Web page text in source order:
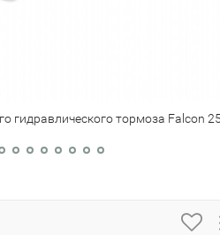
гидравлического тормоза Falcon